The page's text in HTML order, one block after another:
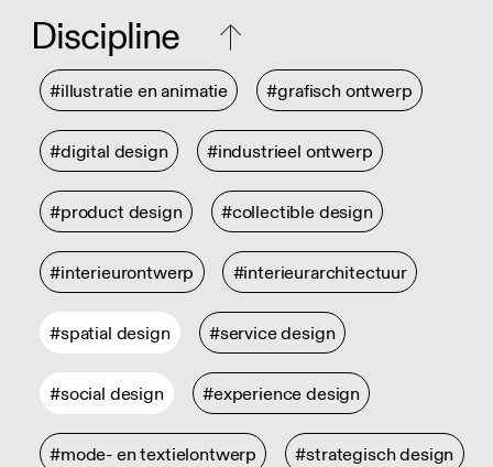
Discipline
#illustratie en animatie #grafisch ontwerp
#digital design #industrieel ontwerp
#product design #collectible design
#interieurontwerp #interieurarchitectuur
#spatial design #service design
#social design #experience design
#mode- en textielontwerp #strategisch design